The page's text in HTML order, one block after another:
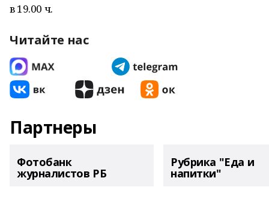
в 19.00 ч.
Читайте нас
Партнеры
Фотобанк
журналистов РБ
Рубрика "Еда и
напитки"